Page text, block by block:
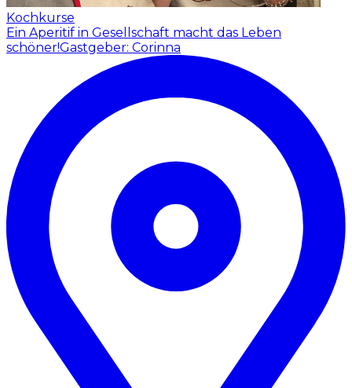
Kochkurse
Ein Aperitif in Gesellschaft macht das Leben
schöner!Gastgeber: Corinna